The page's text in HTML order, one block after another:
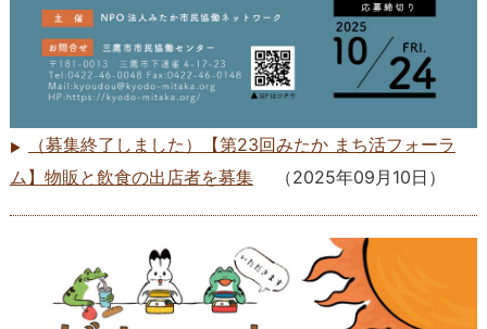
（募集終了しました）【第23回みたか まち活フォーラ
ム】物販と飲食の出店者を募集
（2025年09月10日 ）